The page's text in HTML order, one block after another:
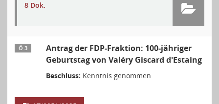
8 Dok.
Ö 3
Antrag der FDP-Fraktion: 100-jähriger
Geburtstag von Valéry Giscard d'Estaing
Beschluss: Kenntnis genommen